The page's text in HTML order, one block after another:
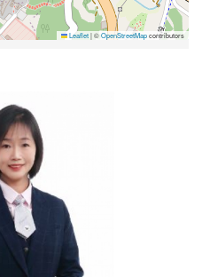
Leaflet|©OpenStreetMapcontributors